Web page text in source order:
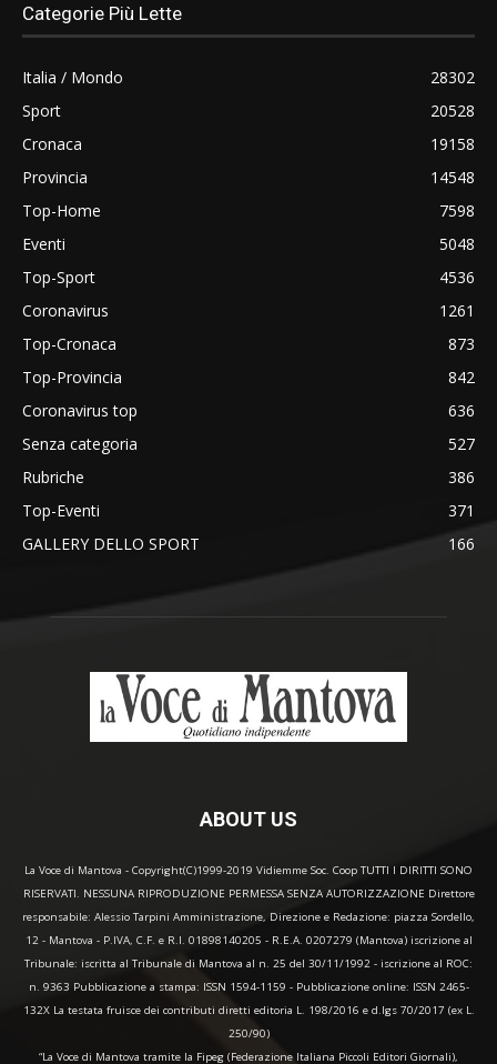
Categorie Più Lette
Italia / Mondo
28302
Sport
20528
Cronaca
19158
Provincia
14548
Top-Home
7598
Eventi
5048
Top-Sport
4536
Coronavirus
1261
Top-Cronaca
873
Top-Provincia
842
Coronavirus top
636
Senza categoria
527
Rubriche
386
Top-Eventi
371
GALLERY DELLO SPORT
166
ABOUT US
La Voce di Mantova - Copyright(C)1999-2019 Vidiemme Soc. Coop TUTTI I DIRITTI SONO
RISERVATI. NESSUNA RIPRODUZIONE PERMESSA SENZA AUTORIZZAZIONE Direttore
responsabile: Alessio Tarpini Amministrazione, Direzione e Redazione: piazza Sordello,
12 - Mantova - P.IVA, C.F. e R.I. 01898140205 - R.E.A. 0207279 (Mantova) iscrizione al
Tribunale: iscritta al Tribunale di Mantova al n. 25 del 30/11/1992 - iscrizione al ROC:
n. 9363 Pubblicazione a stampa: ISSN 1594-1159 - Pubblicazione online: ISSN 2465-
132X La testata fruisce dei contributi diretti editoria L. 198/2016 e d.lgs 70/2017 (ex L.
250/90)
“La Voce di Mantova tramite la Fipeg (Federazione Italiana Piccoli Editori Giornali),